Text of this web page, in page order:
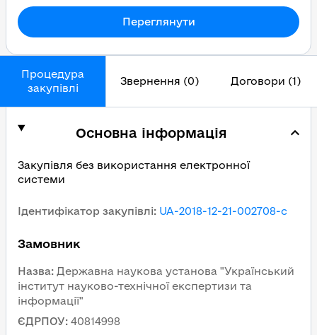
Процедура
закупівлі
Звернення (0) Договори (1)
Основна інформація
Закупівля без використання електронної
системи
Ідентифікатор закупівлі: UA-2018-12-21-002708-c
Замовник
Назва: Державна наукова установа "Український
інститут науково-технічної експертизи та
інформації"
ЄДРПОУ: 40814998
Переглянути